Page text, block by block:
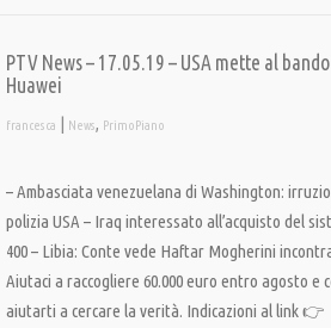
PTV News – 17.05.19 – USA mette al bando
Huawei
francesca | News, PrimoPiano
– Ambasciata venezuelana di Washington:
polizia USA – Iraq interessato all’acquisto del
400 – Libia: Conte vede Haftar Mogherini
Aiutaci a raccogliere 60.000 euro entro agosto e
aiutarti a cercare la verità. Indicazioni al link 👉